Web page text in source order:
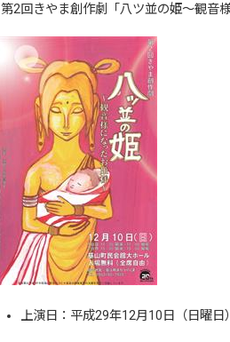
第2回きやま創作劇「八ツ並の姫～観音
上演日：平成29年12月10日（日曜日）